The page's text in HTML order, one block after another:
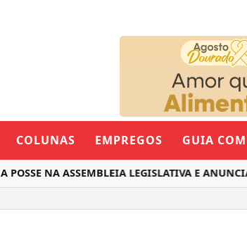
COLUNAS EMPREGOS GUIA
NA ASSEMBLEIA LEGISLATIVA E ANUNCIA